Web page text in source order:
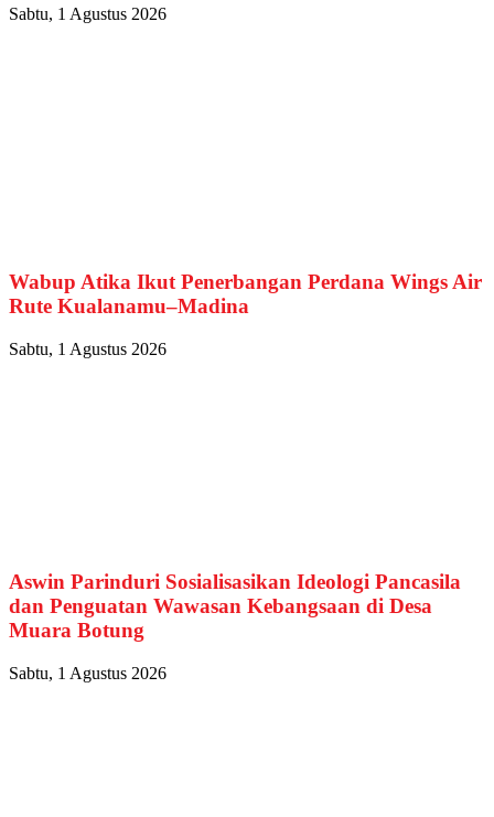
Sabtu, 1 Agustus 2026
Wabup Atika Ikut Penerbangan Perdana Wings Air
Rute Kualanamu–Madina
Sabtu, 1 Agustus 2026
Aswin Parinduri Sosialisasikan Ideologi Pancasila
dan Penguatan Wawasan Kebangsaan di Desa
Muara Botung
Sabtu, 1 Agustus 2026